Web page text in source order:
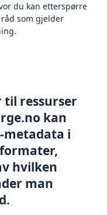
du kan etterspørre
som gjelder
til ressurser
kan
metadata i
hvilken
man